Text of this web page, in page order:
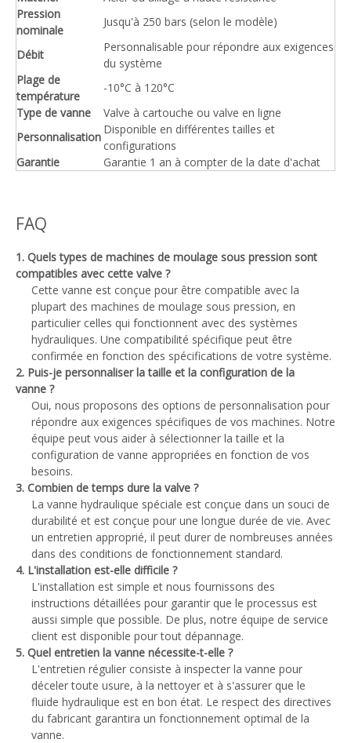
Pression
nominale
Jusqu'à 250 bars (selon le modèle)
Débit
Personnalisable pour répondre aux exigences
du système
Plage de
température
-10°C à 120°C
Type de vanne
Valve à cartouche ou valve en ligne
Personnalisation
Disponible en différentes tailles et
configurations
Garantie
Garantie 1 an à compter de la date d'achat
FAQ
1. Quels types de machines de moulage sous pression sont
compatibles avec cette valve ?
Cette vanne est conçue pour être compatible avec la
plupart des machines de moulage sous pression, en
particulier celles qui fonctionnent avec des systèmes
hydrauliques. Une compatibilité spécifique peut être
confirmée en fonction des spécifications de votre système.
2. Puis-je personnaliser la taille et la configuration de la
vanne ?
Oui, nous proposons des options de personnalisation pour
répondre aux exigences spécifiques de vos machines. Notre
équipe peut vous aider à sélectionner la taille et la
configuration de vanne appropriées en fonction de vos
besoins.
3. Combien de temps dure la valve ?
La vanne hydraulique spéciale est conçue dans un souci de
durabilité et est conçue pour une longue durée de vie. Avec
un entretien approprié, il peut durer de nombreuses années
dans des conditions de fonctionnement standard.
4. L'installation est-elle difficile ?
L'installation est simple et nous fournissons des
instructions détaillées pour garantir que le processus est
aussi simple que possible. De plus, notre équipe de service
client est disponible pour tout dépannage.
5. Quel entretien la vanne nécessite-t-elle ?
L'entretien régulier consiste à inspecter la vanne pour
déceler toute usure, à la nettoyer et à s'assurer que le
fluide hydraulique est en bon état. Le respect des directives
du fabricant garantira un fonctionnement optimal de la
vanne.